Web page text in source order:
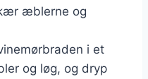
æblerne og
i et
og løg, og dryp